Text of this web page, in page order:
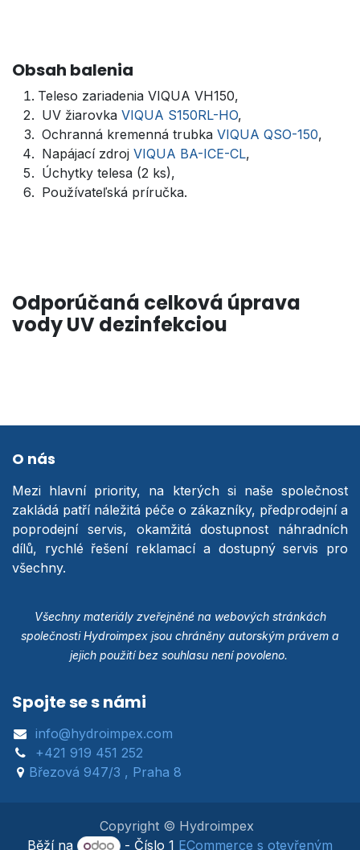
Obsah balenia
Teleso zariadenia VIQUA VH150,
UV žiarovka VIQUA S150RL-HO,
Ochranná kremenná trubka VIQUA QSO-150,
Napájací zdroj VIQUA BA-ICE-CL,
Úchytky telesa (2 ks),
Používateľská príručka.
Odporúčaná celková úprava
vody UV dezinfekciou
O nás
Mezi hlavní priority, na kterých si naše společnost
zakládá patří náležitá péče o zákazníky, předprodejní a
poprodejní servis, okamžitá dostupnost náhradních
dílů, rychlé řešení reklamací a dostupný servis pro
všechny.
Všechny materiály zveřejněné na webových stránkách
společnosti Hydroimpex jsou chráněny autorským právem a
jejich použití bez souhlasu není povoleno.
Spojte se s námi
info@hydroimpex.com
+421 919 451 252
Březová 947/3 , Praha 8
Copyright © Hydroimpex
Běží na
- Číslo 1 ECommerce s otevřeným